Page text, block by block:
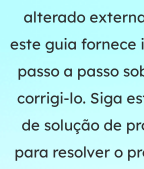
alterado
este guia fornece
passo a passo
corrigi-lo. Siga
de solução de
para resolver o